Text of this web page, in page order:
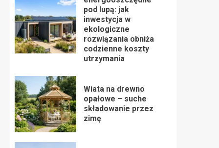
pod lupą: jak
inwestycja w
ekologiczne
rozwiązania obniża
codzienne koszty
utrzymania
Wiata na drewno
opałowe – suche
składowanie przez
zimę